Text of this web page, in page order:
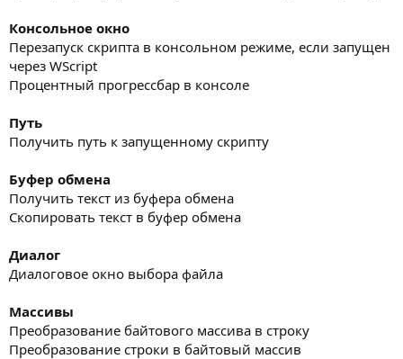
Консольное окно
Перезапуск скрипта в консольном режиме, если запущен
через WScript
Процентный прогрессбар в консоле
Путь
Получить путь к запущенному скрипту
Буфер обмена
Получить текст из буфера обмена
Скопировать текст в буфер обмена
Диалог
Диалоговое окно выбора файла
Массивы
Преобразование байтового массива в строку
Преобразование строки в байтовый массив